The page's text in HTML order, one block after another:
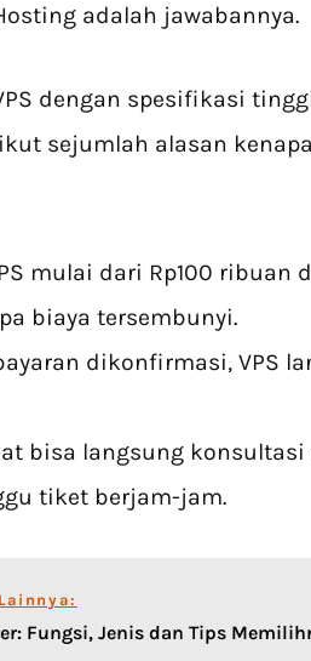
adalah jawabannya.
dengan spesifikasi
sejumlah alasan
mulai dari Rp100 ribuan
biaya tersembunyi.
dikonfirmasi, VPS
bisa langsung
tiket berjam-jam.
Fungsi, Jenis dan Tips